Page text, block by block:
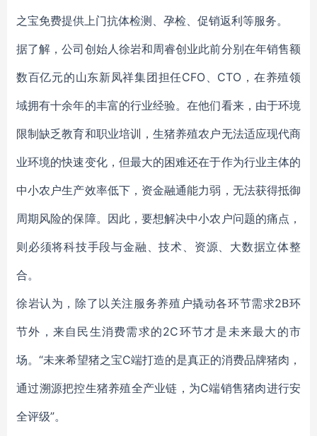
之宝免费提供上门抗体检测、孕检、促销返利等服务。
据了解，公司创始人徐岩和周睿创业此前分别在年销售额
数百亿元的山东新凤祥集团担任CFO、CTO，在养殖领
域拥有十余年的丰富的行业经验。在他们看来，由于环境
限制缺乏教育和职业培训，生猪养殖农户无法适应现代商
业环境的快速变化，但最大的困难还在于作为行业主体的
中小农户生产效率低下，资金融通能力弱，无法获得抵御
周期风险的保障。因此，要想解决中小农户问题的痛点，
则必须将科技手段与金融、技术、资源、大数据立体整
合。
徐岩认为，除了以关注服务养殖户撬动各环节需求2B环
节外，来自民生消费需求的2C环节才是未来最大的市
场。“未来希望猪之宝C端打造的是真正的消费品牌猪肉，
通过溯源把控生猪养殖全产业链，为C端销售猪肉进行安
全评级”。